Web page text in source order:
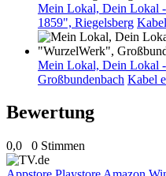
Mein Lokal, Dein Lokal
1859", Riegelsberg
Mein Lokal, Dein Lokal
Großbundenbach Kabel
Bewertung
0,0 0 Stimmen